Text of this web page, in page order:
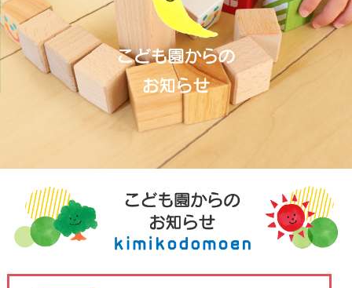
こども園だより 保護者